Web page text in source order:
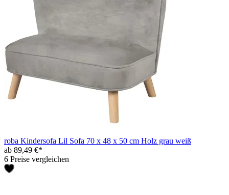
roba Kindersofa Lil Sofa 70 x 48 x 50 cm Holz grau weiß
ab 89,49 €*
6 Preise vergleichen